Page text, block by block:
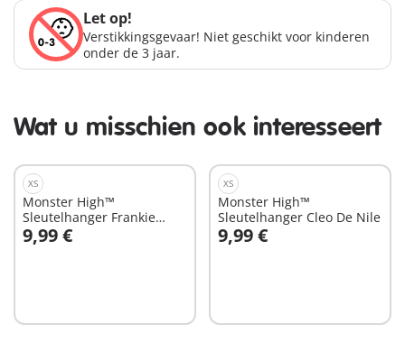
Let op!
Verstikkingsgevaar! Niet geschikt voor kinderen
onder de 3 jaar.
Wat u misschien ook interesseert
XS
Monster High™
Sleutelhanger Frankie
Stein
9,99 €
In winkelwagen
XS
Monster High™
Sleutelhanger Cleo De Nile
9,99 €
In winkelwagen